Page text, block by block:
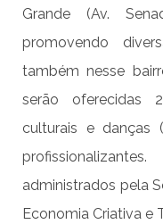
Grande (Av.
promovendo
também nesse
serão oferecidas
culturais e danças
administrados pela
Economia Criativa e